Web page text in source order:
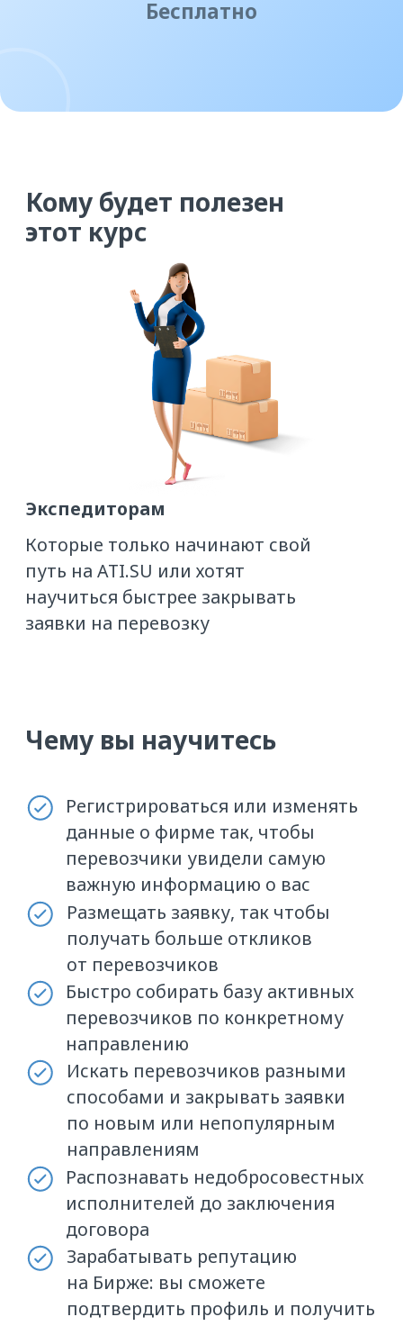
Которые только начинают свой
путь на ATI.SU или хотят
научиться быстрее закрывать
заявки на перевозку
Чему вы научитесь
Регистрироваться или изменять
данные о фирме так, чтобы
перевозчики увидели самую
важную информацию о вас
Размещать заявку, так чтобы
получать больше откликов
Быстро собирать базу активных
направлению
Искать перевозчиков разными
способами и закрывать заявки
по новым или непопулярным
направлениям
подтвердить профиль и получить
первую зелёную звезду
Результаты
ЗАПИСАТЬСЯ
Выдаём именной сертификат, если
вы прошли все занятия и ответили
более чем на 70% вопросов теста.